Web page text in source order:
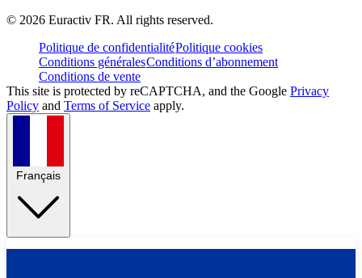
© 2026 Euractiv FR. All rights reserved.
Politique de confidentialitéPolitique cookies
Conditions généralesConditions d’abonnement
Conditions de vente
This site is protected by reCAPTCHA, and the Google Privacy
Policy and Terms of Service apply.
Français